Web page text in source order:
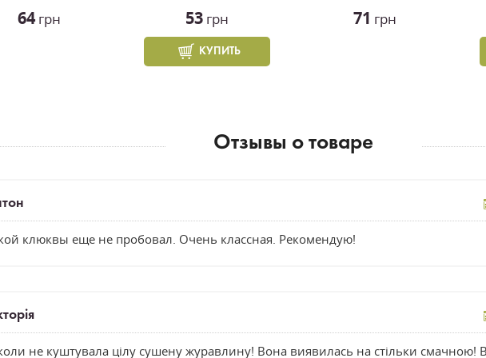
64 грн 53 грн
КУПИТЬ
71 грн
Отзывы о товаре
клюквы еще не пробовал. Очень классная. Рекомендую!
не куштувала цілу сушену журавлину! Вона виявилась на стільки смачною!